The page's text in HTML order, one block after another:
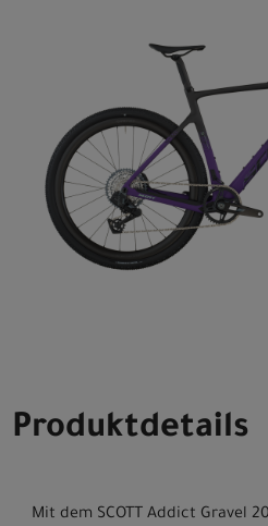
Produktdetails
Mit dem SCOTT Addict Gravel